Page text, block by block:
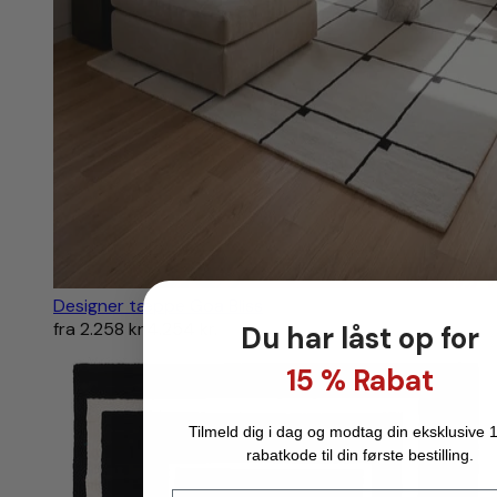
Designer tæppe Goa Bliss
fra 2.258 kr.
Du har låst op for
15 % Rabat
Tilmeld dig i dag og modtag din eksklusive
rabatkode til din første bestilling.